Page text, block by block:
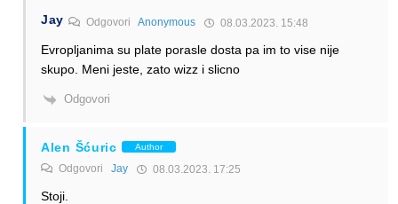
Jay OdgovoriAnonymous 08.03.2023. 15:48
Evropljanima su plate porasle dosta pa im to vise nije
skupo. Meni jeste, zato wizz i slicno
Odgovori
Alen Šćuric Author
Odgovori Jay 08.03.2023. 17:25
Stoji.